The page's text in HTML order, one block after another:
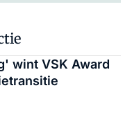
wint VSK Award